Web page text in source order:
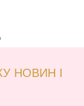
НОВИН І